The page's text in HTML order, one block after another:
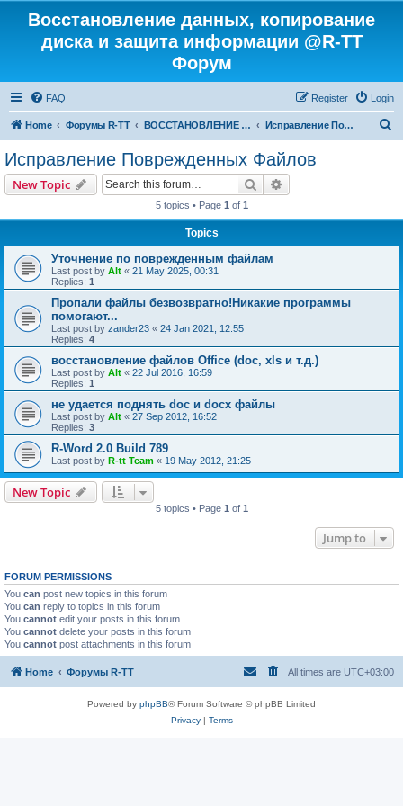
Восстановление данных, копирование
диска и защита информации @R-TT
Форум
FAQ Login
Register
Home Форумы R-TT ВОССТАНОВЛЕНИЕ ДАННЫХ И УДАЛЕННЫХ ФАЙЛОВ Исправление Поврежденных Файлов
Исправление Поврежденных Файлов
New Topic Search
5 topics • Page 1 of 1
Topics
Уточнение по поврежденным файлам
Last post by Alt « 21 May 2025, 00:31
Replies: 1
Пропали файлы безвозвратно!Никакие программы
помогают...
Last post by zander23 « 24 Jan 2021, 12:55
Replies: 4
восстановление файлов Office (doc, xls и т.д.)
Last post by Alt « 22 Jul 2016, 16:59
Replies: 1
не удается поднять doc и docx файлы
Last post by Alt « 27 Sep 2012, 16:52
Replies: 3
R-Word 2.0 Build 789
Last post by R-tt Team « 19 May 2012, 21:25
New Topic
5 topics • Page 1 of 1
Jump to
FORUM PERMISSIONS
You can post new topics in this forum
You can reply to topics in this forum
You cannot edit your posts in this forum
You cannot delete your posts in this forum
You cannot post attachments in this forum
Home Форумы R-TT All times are UTC+03:00
Powered by phpBB® Forum Software © phpBB Limited
Privacy| Terms